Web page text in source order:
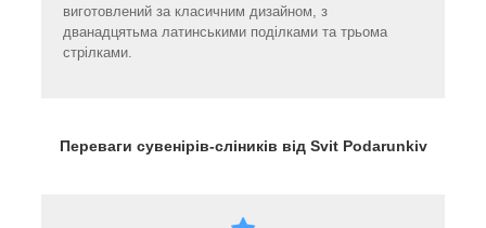
виготовлений за класичним дизайном, з
дванадцятьма латинськими поділками та трьома
стрілками.
Переваги сувенірів-сліників від Svit Podarunkiv